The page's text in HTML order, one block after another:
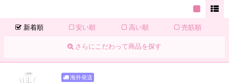
新着順 安い順 高い順 売筋順
さらにこだわって商品を探す